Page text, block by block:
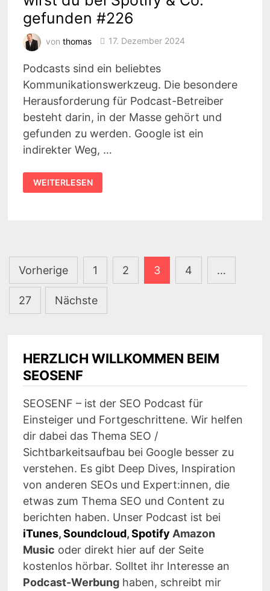
STEFAN
FISCHERLÄNDER
#227
gefunden #226
von thomas 17. Dezember 2024
Podcasts sind ein beliebtes
Kommunikationswerkzeug. Die besondere
Herausforderung für Podcast-Betreiber
besteht darin, in der Masse gehört und
gefunden zu werden. Google ist ein
indirekter Weg, …
PODCAST-
SEO
MEISTERN:
#226
WEITERLESEN
Seitennummerierung
der
Beiträge
Vorherige 1 2 3 4 …
27 Nächste
HERZLICH WILLKOMMEN BEIM
SEOSENF
SEOSENF – ist der SEO Podcast für
Einsteiger und Fortgeschrittene. Wir helfen
dir dabei das Thema SEO /
Sichtbarkeitsaufbau bei Google besser zu
verstehen. Es gibt Deep Dives, Inspiration
von anderen SEOs und Expert:innen, die
etwas zum Thema SEO und Content zu
berichten haben. Unser Podcast ist bei
iTunes,Soundcloud,Spotify Amazon
Music oder direkt hier auf der Seite
kostenlos hörbar. Solltet ihr Interesse an
Podcast-Werbunghaben, schreibt mir